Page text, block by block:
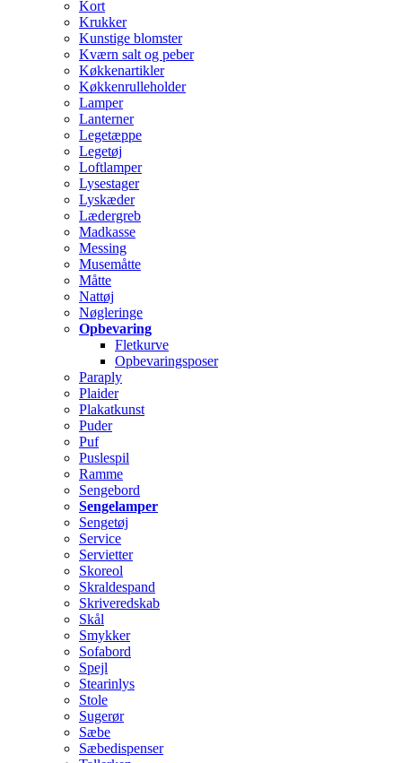
Kort
Krukker
Kunstige blomster
Kværn salt og peber
Køkkenartikler
Køkkenrulleholder
Lamper
Lanterner
Legetæppe
Legetøj
Loftlamper
Lysestager
Lyskæder
Lædergreb
Madkasse
Messing
Musemåtte
Måtte
Nattøj
Nøgleringe
Opbevaring
Fletkurve
Opbevaringsposer
Paraply
Plaider
Plakatkunst
Puder
Puf
Puslespil
Ramme
Sengebord
Sengelamper
Sengetøj
Service
Servietter
Skoreol
Skraldespand
Skriveredskab
Skål
Smykker
Sofabord
Spejl
Stearinlys
Stole
Sugerør
Sæbe
Sæbedispenser